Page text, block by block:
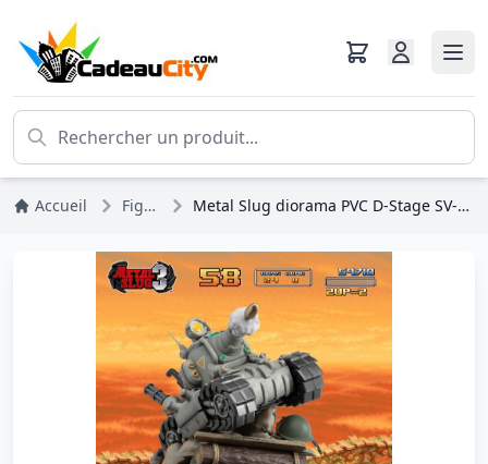
Accueil Figurines Metal Slug diorama PVC D-Stage SV-001/II Metal Slug 16 cm